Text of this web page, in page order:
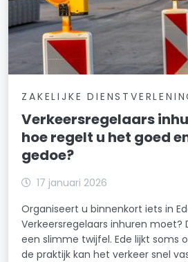
ZAKELIJKE
Verkeersregelaars
hoe regelt u het goed
gedoe?
17 januari 2026
Organiseert u binnenkort iets in
Verkeersregelaars inhuren moet?
een slimme twijfel. Ede lijkt soms
de praktijk kan het verkeer snel